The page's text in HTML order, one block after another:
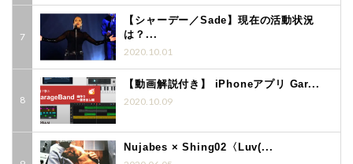
【シャーデー／Sade】現在の活動状況
は？...
2020.10.01
【動画解説付き】 iPhoneアプリ Gar...
2020.10.09
Nujabes × Shing02〈Luv(...